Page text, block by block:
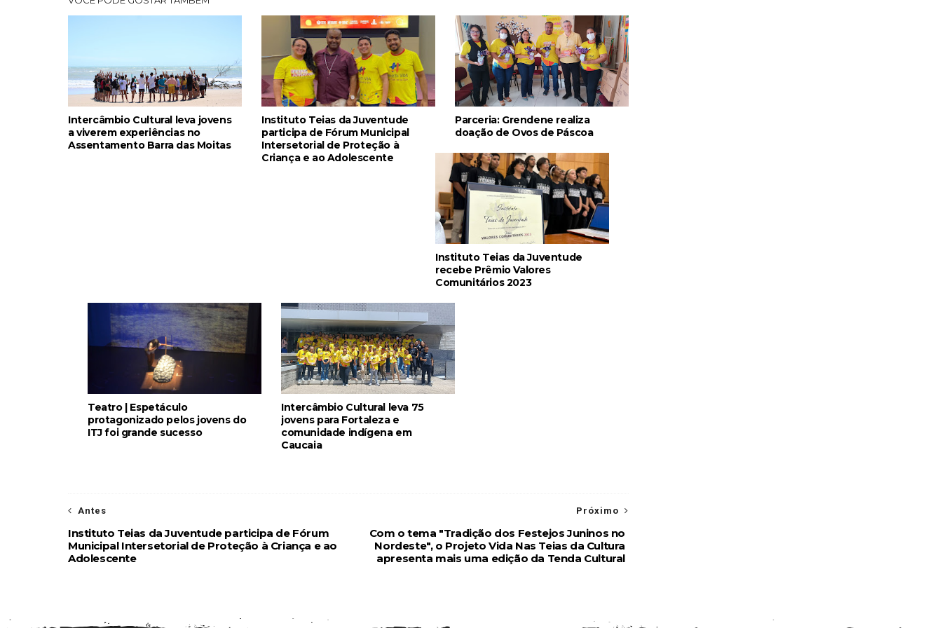
Intercâmbio Cultural leva jovens
a viverem experiências no
Assentamento Barra das Moitas
Instituto Teias da Juventude
participa de Fórum Municipal
Intersetorial de Proteção à
Criança e ao Adolescente
Parceria: Grendene realiza
doação de Ovos de Páscoa
Instituto Teias da Juventude
recebe Prêmio Valores
Comunitários 2023
Teatro | Espetáculo
protagonizado pelos jovens do
ITJ foi grande sucesso
Intercâmbio Cultural leva 75
jovens para Fortaleza e
comunidade indígena em
Caucaia
Próximo
Com o tema "Tradição dos Festejos Juninos no
Nordeste", o Projeto Vida Nas Teias da Cultura
apresenta mais uma edição da Tenda Cultural
Antes
Instituto Teias da Juventude participa de Fórum
Municipal Intersetorial de Proteção à Criança e ao
Adolescente